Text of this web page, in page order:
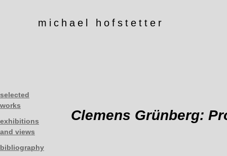
michael hofstetter
selected
works
exhibitions
and views
bibliography
Clemens Grünberg: